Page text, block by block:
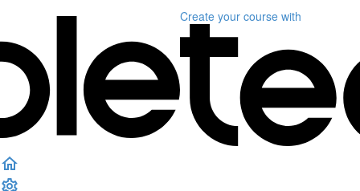
Create your course with